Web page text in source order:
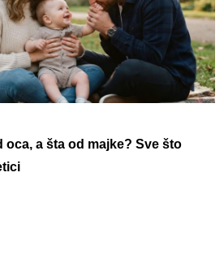
oca, a šta od majke? Sve što